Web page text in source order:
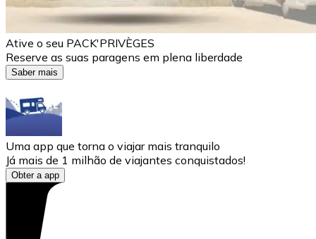
Ative o seu PACK'PRIVÈGES
Reserve as suas paragens em plena liberdade
Saber mais
Uma app que torna o viajar mais tranquilo
Já mais de 1 milhão de viajantes conquistados!
Obter a app